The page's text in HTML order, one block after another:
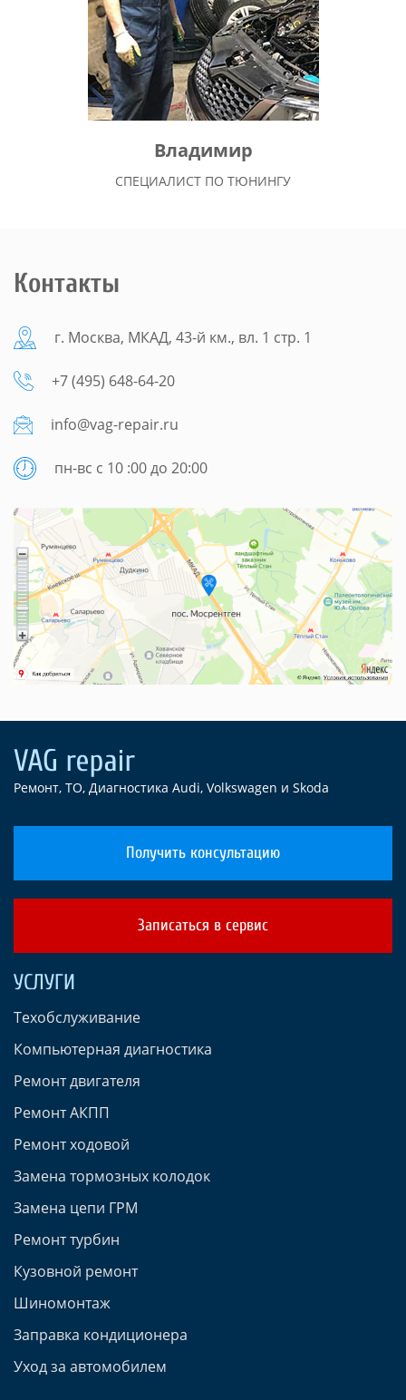
Владимир
СПЕЦИАЛИСТ ПО ТЮНИНГУ
Контакты
г. Москва, МКАД, 43-й км., вл. 1 стр. 1
+7 (495) 648-64-20
info@vag-repair.ru
пн-вс с 10 :00 до 20:00
Ремонт, ТО, Диагностика Audi, Volkswagen и Skoda
Получить консультацию
Записаться в сервис
УСЛУГИ
Техобслуживание
Компьютерная диагностика
Ремонт двигателя
Ремонт АКПП
Ремонт ходовой
Замена тормозных колодок
Замена цепи ГРМ
Ремонт турбин
Кузовной ремонт
Шиномонтаж
Заправка кондиционера
Уход за автомобилем